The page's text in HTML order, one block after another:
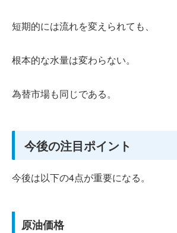
短期的には流れを変えられても、
根本的な水量は変わらない。
為替市場も同じである。
今後の注目ポイント
今後は以下の4点が重要になる。
原油価格